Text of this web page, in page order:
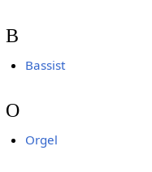
B
Bassist
O
Orgel